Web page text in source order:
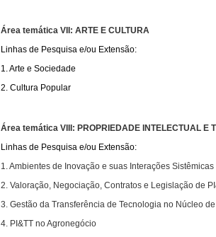
Área temática VII: ARTE E CULTURA
Linhas de Pesquisa e/ou Extensão:
1. Arte e Sociedade
2. Cultura Popular
Área temática VIII: PROPRIEDADE INTELECTUAL E
Linhas de Pesquisa e/ou Extensão:
1. Ambientes de Inovação e suas Interações Sistêmicas
2. Valoração, Negociação, Contratos e Legislação de
3. Gestão da Transferência de Tecnologia no Núcleo
4. PI&TT no Agronegócio